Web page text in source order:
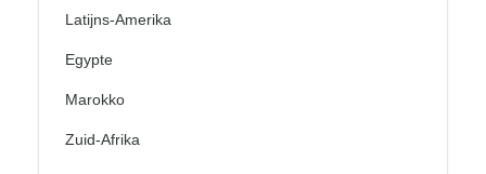
Latijns-Amerika
Egypte
Marokko
Zuid-Afrika